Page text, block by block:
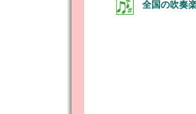
全国の吹奏